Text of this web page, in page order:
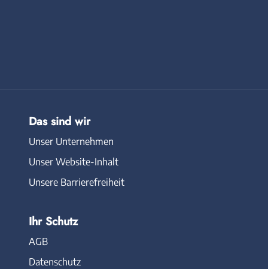
Das sind wir
Unser Unternehmen
Unser Website-Inhalt
Unsere Barrierefreiheit
Ihr Schutz
AGB
Datenschutz